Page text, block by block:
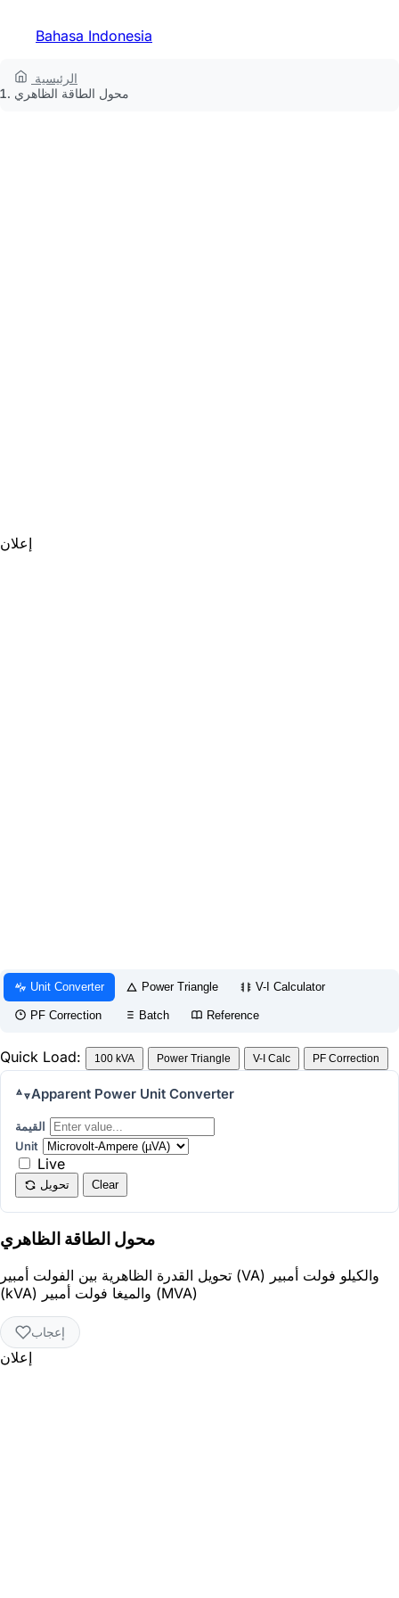
Bahasa Indonesia
الرئيسية
محول الطاقة الظاهري
إعلان
Unit Converter Power Triangle V-I Calculator
PF Correction Batch Reference
Quick Load: 100 kVA Power Triangle V-I Calc PF Correction
Apparent Power Unit Converter
القيمة
Unit
Live
تحويل Clear
محول الطاقة الظاهري
تحويل القدرة الظاهرية بين الفولت أمبير (VA) والكيلو فولت أمبير
(kVA) والميغا فولت أمبير (MVA)
إعجاب
إعلان